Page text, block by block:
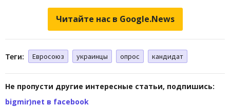
Читайте нас в Google.News
Теги: Евросоюз украинцы опрос кандидат
Не пропусти другие интересные статьи, подпишись:
bigmir)net в facebook